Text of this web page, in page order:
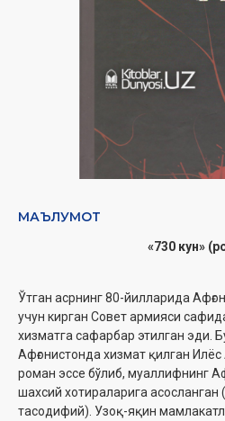
МАЪЛУМОТ
«730 кун»
Ўтган асрнинг 80-йилларида
учун кирган Совет армияси
хизматга сафарбар этилган эди.
Афғонистонда хизмат қилган
роман эссе бўлиб, муаллифнинг
шахсий хотираларига
тасодифий). Узоқ-яқин